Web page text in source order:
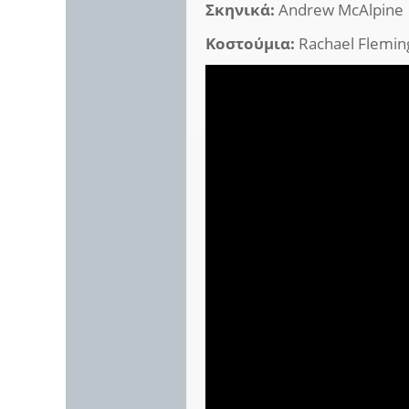
Σκηνικά: Andrew McAlpine
Κοστούμια: Rachael